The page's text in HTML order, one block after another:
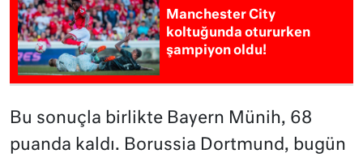
Manchester City
koltuğunda otururken
şampiyon oldu!
Bu sonuçla birlikte Bayern Münih, 68
puanda kaldı. Borussia Dortmund, bugün